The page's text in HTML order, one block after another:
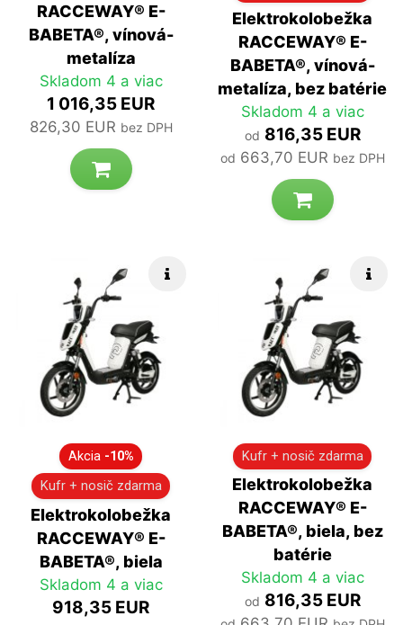
RACCEWAY® E-
BABETA®, vínová-
metalíza
Skladom 4 a viac
1 016,35 EUR
826,30 EUR bez DPH
Elektrokolobežka
RACCEWAY® E-
BABETA®, vínová-
metalíza, bez batérie
Skladom 4 a viac
od 816,35 EUR
od 663,70 EUR bez DPH
Akcia -10%
Kufr + nosič zdarma
Elektrokolobežka
RACCEWAY® E-
BABETA®, biela
Skladom 4 a viac
918,35 EUR
Kufr + nosič zdarma
Elektrokolobežka
RACCEWAY® E-
BABETA®, biela, bez
batérie
Skladom 4 a viac
od 816,35 EUR